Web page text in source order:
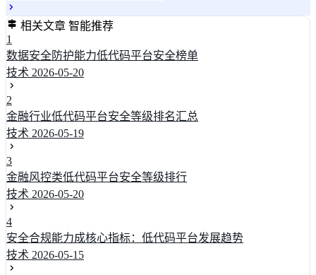
相关文章 智能推荐
1
数据安全防护能力低代码平台安全榜单
技术 2026-05-20
2
金融行业低代码平台安全等级排名汇总
技术 2026-05-19
3
金融风控类低代码平台安全等级排行
技术 2026-05-20
4
安全合规能力成核心指标：低代码平台发展趋势
技术 2026-05-15